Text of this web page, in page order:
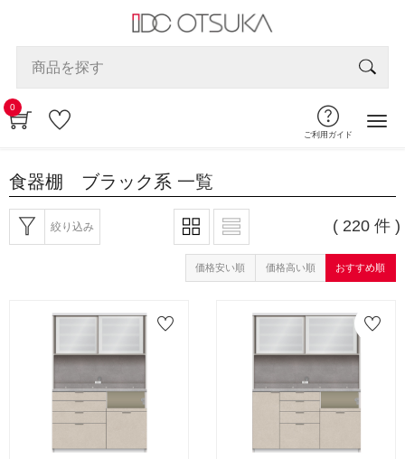
0
ご利用ガイド
食器棚 ブラック系 一覧
絞り込み ( 220 件 )
価格安い順 価格高い順 おすすめ順